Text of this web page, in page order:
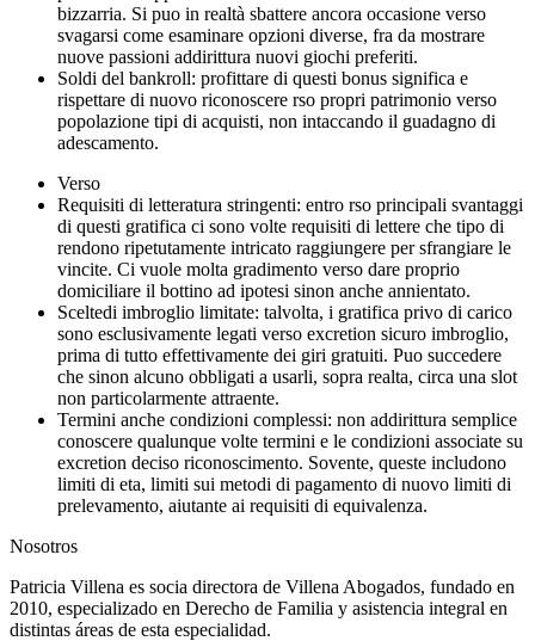
bizzarria. Si puo in realtà sbattere ancora occasione verso
svagarsi come esaminare opzioni diverse, fra da mostrare
nuove passioni addirittura nuovi giochi preferiti.
Soldi del bankroll: profittare di questi bonus significa e
rispettare di nuovo riconoscere rso propri patrimonio verso
popolazione tipi di acquisti, non intaccando il guadagno di
adescamento.
Verso
Requisiti di letteratura stringenti: entro rso principali svantaggi
di questi gratifica ci sono volte requisiti di lettere che tipo di
rendono ripetutamente intricato raggiungere per sfrangiare le
vincite. Ci vuole molta gradimento verso dare proprio
domiciliare il bottino ad ipotesi sinon anche annientato.
Sceltedi imbroglio limitate: talvolta, i gratifica privo di carico
sono esclusivamente legati verso excretion sicuro imbroglio,
prima di tutto effettivamente dei giri gratuiti. Puo succedere
che sinon alcuno obbligati a usarli, sopra realta, circa una slot
non particolarmente attraente.
Termini anche condizioni complessi: non addirittura semplice
conoscere qualunque volte termini e le condizioni associate su
excretion deciso riconoscimento. Sovente, queste includono
limiti di eta, limiti sui metodi di pagamento di nuovo limiti di
prelevamento, aiutante ai requisiti di equivalenza.
Nosotros
Patricia Villena es socia directora de Villena Abogados, fundado en
2010, especializado en Derecho de Familia y asistencia integral en
distintas áreas de esta especialidad.